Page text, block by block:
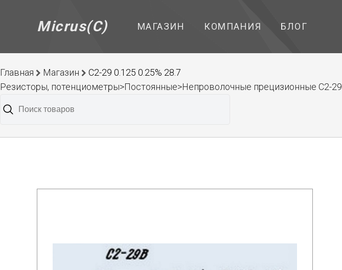
Micrus(C) МАГАЗИН КОМПАНИЯ БЛОГ
Главная Магазин
С2-29 0.125 0.25% 28.7
Резисторы, потенциометры>Постоянные>Непроволочные прецизионные С2-29